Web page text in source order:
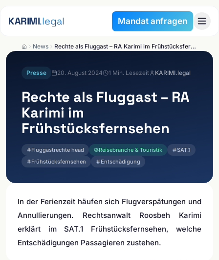
KARIMI.legal Mandat anfragen
News Rechte als Fluggast – RA Karimi im Frühstücksfernsehen
Presse 20. August 2024 1 Min. Lesezeit KARIMI.legal
Rechte als Fluggast – RA
Karimi im
Frühstücksfernsehen
Fluggastrechte head Reisebranche & Touristik
SAT.1
Frühstücksfernsehen
Entschädigung
In der Ferienzeit häufen sich Flugverspätungen und
Annullierungen. Rechtsanwalt Roosbeh Karimi
erklärt im SAT.1 Frühstücksfernsehen, welche
Entschädigungen Passagieren zustehen.